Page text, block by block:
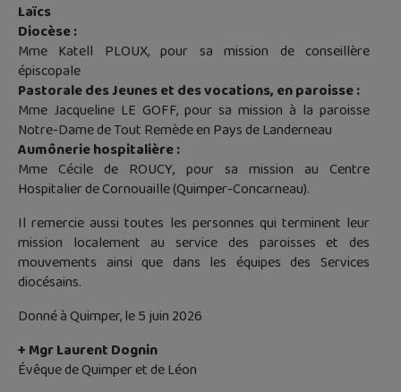
Laïcs
Diocèse :
Mme Katell PLOUX, pour sa mission de conseillère
épiscopale
Pastorale des Jeunes et des vocations, en paroisse :
Mme Jacqueline LE GOFF, pour sa mission à la paroisse
Notre-Dame de Tout Remède en Pays de Landerneau
Aumônerie hospitalière :
Mme Cécile de ROUCY, pour sa mission au Centre
Hospitalier de Cornouaille (Quimper-Concarneau).
Il remercie aussi toutes les personnes qui terminent leur
mission localement au service des paroisses et des
mouvements ainsi que dans les équipes des Services
diocésains.
Donné à Quimper, le 5 juin 2026
+ Mgr Laurent Dognin
Évêque de Quimper et de Léon